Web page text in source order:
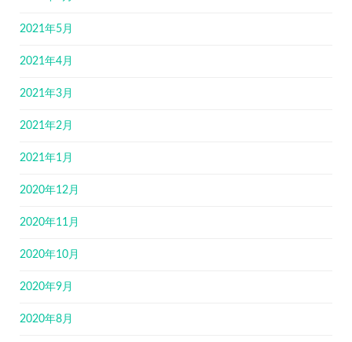
2021年5月
2021年4月
2021年3月
2021年2月
2021年1月
2020年12月
2020年11月
2020年10月
2020年9月
2020年8月